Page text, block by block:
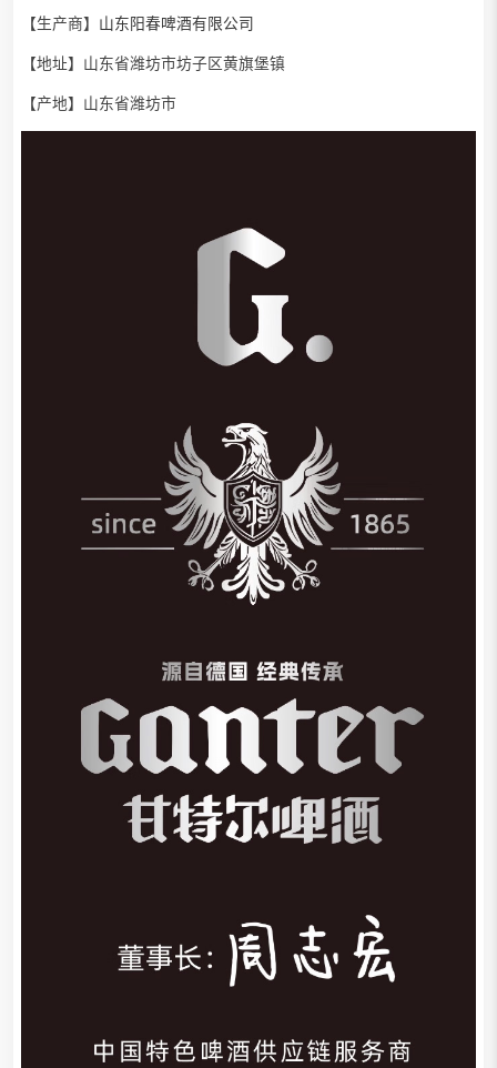
【生产商】 山东阳春啤酒有限公司
【地址】山东省潍坊市坊子区黄旗堡镇
【产地】山东省潍坊市